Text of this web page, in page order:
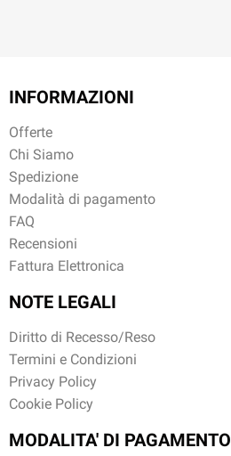
INFORMAZIONI
Offerte
Chi Siamo
Spedizione
Modalità di pagamento
FAQ
Recensioni
Fattura Elettronica
NOTE LEGALI
Diritto di Recesso/Reso
Termini e Condizioni
Privacy Policy
Cookie Policy
MODALITA' DI PAGAMENTO